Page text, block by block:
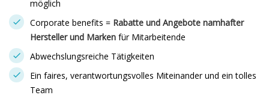
möglich
Corporate benefits = Rabatte und Angebote namhafter
Hersteller und Marken für Mitarbeitende
Abwechslungsreiche Tätigkeiten
Ein faires, verantwortungsvolles Miteinander und ein tolles
Team